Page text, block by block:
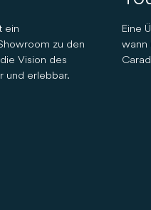
ein
zu den
Vision des
und erlebbar.
Eine
wann